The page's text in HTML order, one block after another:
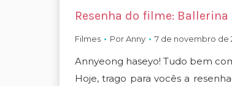
Resenha do filme: Ballerina
Filmes PorAnny 7 de novembro de
Annyeong haseyo! Tudo bem
Hoje, trago para vocês a